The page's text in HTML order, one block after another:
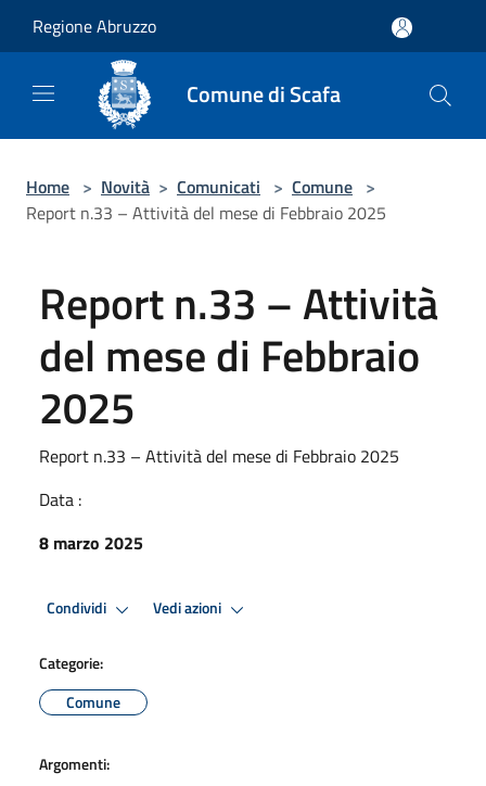
Regione Abruzzo
Comune di Scafa
Home > Novità > Comunicati > Comune >
Report n.33 – Attività del mese di Febbraio 2025
Report n.33 – Attività
del mese di Febbraio
2025
Report n.33 – Attività del mese di Febbraio 2025
Data :
8 marzo 2025
Condividi Vedi azioni
Categorie:
Comune
Argomenti: